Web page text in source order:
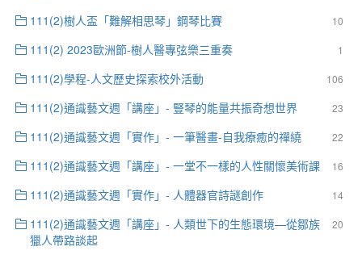
10
111(2)樹人盃「難解相思琴」鋼琴比賽
1
111(2) 2023歐洲節-樹人醫專弦樂三重奏
106
111(2)學程-人文歷史探索校外活動
23
111(2)通識藝文週「講座」- 豎琴的能量共振奇想世界
22
111(2)通識藝文週「實作」- 一筆醫畫-自我療癒的禪繞
16
111(2)通識藝文週「講座」- 一堂不一樣的人性關懷美術課
14
111(2)通識藝文週「實作」- 人體器官詩謎創作
20
111(2)通識藝文週「講座」- 人類世下的生態環境—從鄒族
獵人帶路談起